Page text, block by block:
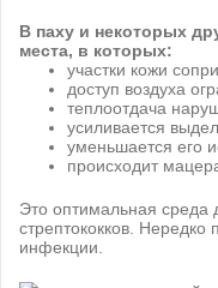
В паху и некоторых
места, в которых:
участки кожи
доступ воздуха
теплоотдача
усиливается
уменьшается его
происходит
Это оптимальная среда
стрептококков.
инфекции.